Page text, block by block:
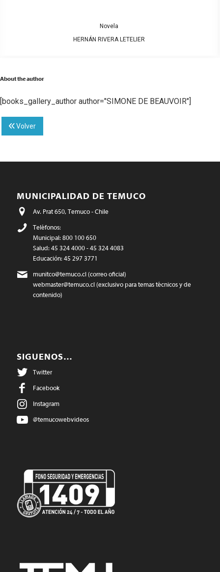
Novela
HERNÁN RIVERA LETELIER
About the author
[books_gallery_author author="SIMONE DE BEAUVOIR"]
Volver
MUNICIPALIDAD DE TEMUCO
Av. Prat 650, Temuco - Chile
Teléfonos:
Municipal: 800 100 650
Salud: 45 324 4000 - 45 324 4083
Educación: 45 297 3771
munitco@temuco.cl(correo oficial)
webmaster@temuco.cl(exclusivo para temas técnicos y de
contenido)
SIGUENOS…
Twitter
Facebook
Instagram
@temucowebvideos